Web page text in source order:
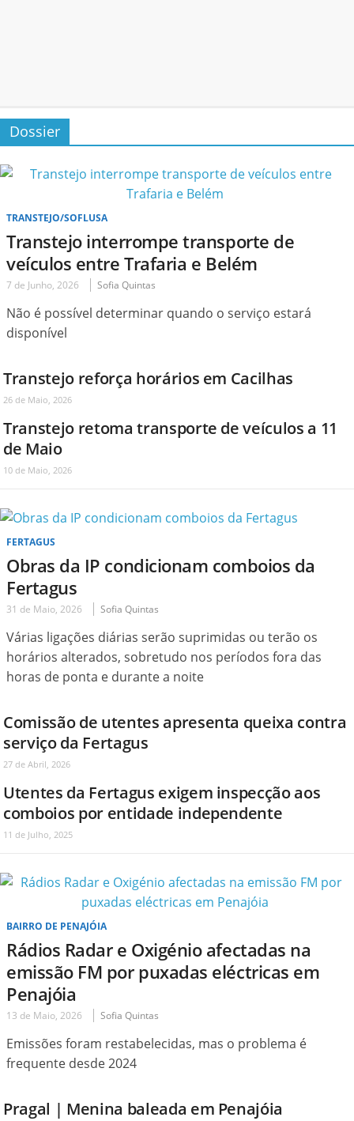
Dossier
TRANSTEJO/SOFLUSA
Transtejo interrompe transporte de
veículos entre Trafaria e Belém
7 de Junho, 2026 Sofia Quintas
Não é possível determinar quando o serviço estará
disponível
Transtejo reforça horários em Cacilhas
26 de Maio, 2026
Transtejo retoma transporte de veículos a 11
de Maio
10 de Maio, 2026
FERTAGUS
Obras da IP condicionam comboios da
Fertagus
31 de Maio, 2026 Sofia Quintas
Várias ligações diárias serão suprimidas ou terão os
horários alterados, sobretudo nos períodos fora das
horas de ponta e durante a noite
Comissão de utentes apresenta queixa contra
serviço da Fertagus
27 de Abril, 2026
Utentes da Fertagus exigem inspecção aos
comboios por entidade independente
11 de Julho, 2025
BAIRRO DE PENAJÓIA
Rádios Radar e Oxigénio afectadas na
emissão FM por puxadas eléctricas em
Penajóia
13 de Maio, 2026 Sofia Quintas
Emissões foram restabelecidas, mas o problema é
frequente desde 2024
Pragal | Menina baleada em Penajóia